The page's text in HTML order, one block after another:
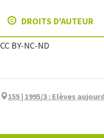
DROITS D'AUTEUR
CC BY-NC-ND
155 | 1995/3 : Elèves